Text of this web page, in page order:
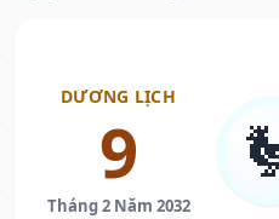
DƯƠNG LỊCH
9
Tháng 2 Năm 2032